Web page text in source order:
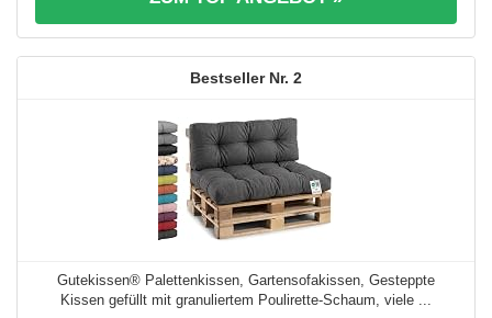
2
Gutekissen® Palettenkissen, Gartensofakissen, Gesteppte
Kissen gefüllt mit granuliertem Poulirette-Schaum, viele ...